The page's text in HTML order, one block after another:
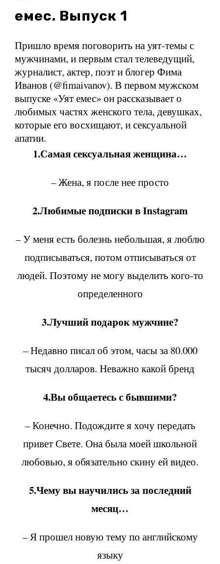
емес. Выпуск 1
Пришло время поговорить на уят-темы с
мужчинами, и первым стал телеведущий,
журналист, актер, поэт и блогер Фима
Иванов (@fimaivanov). В первом мужском
выпуске «Уят емес» он рассказывает о
любимых частях женского тела, девушках,
которые его восхищают, и сексуальной
апатии.
1.Самая сексуальная женщина…
– Жена, я после нее просто
2.Любимые подписки в Instagram
– У меня есть болезнь небольшая, я люблю
подписываться, потом отписываться от
людей. Поэтому не могу выделить кого-то
определенного
3.Лучший подарок мужчине?
– Недавно писал об этом, часы за 80.000
тысяч долларов. Неважно какой бренд
4.Вы общаетесь с бывшими?
– Конечно. Подождите я хочу передать
привет Свете. Она была моей школьной
любовью, я обязательно скину ей видео.
5.Чему вы научились за последний
месяц…
– Я прошел новую тему по английскому
языку